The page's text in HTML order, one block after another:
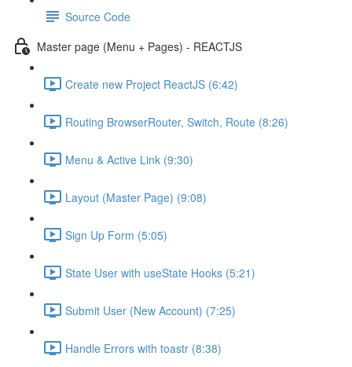
Source Code
Master page (Menu + Pages) - REACTJS
Create new Project ReactJS (6:42)
Routing BrowserRouter, Switch, Route (8:26)
Menu & Active Link (9:30)
Layout (Master Page) (9:08)
Sign Up Form (5:05)
State User with useState Hooks (5:21)
Submit User (New Account) (7:25)
Handle Errors with toastr (8:38)